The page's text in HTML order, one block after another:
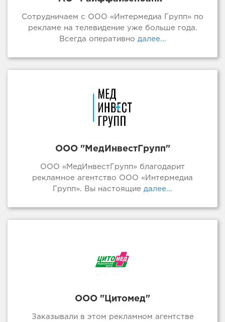
Сотрудничаем с ООО «Интермедиа Групп» по
рекламе на телевидение уже больше года.
Всегда оперативно далее...
ООО "МедИнвестГрупп"
ООО «МедИнвестГрупп» благодарит
рекламное агентство ООО «Интермедиа
Групп». Вы настоящие далее...
ООО "Цитомед"
Заказывали в этом рекламном агентстве